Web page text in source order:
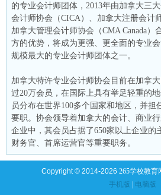
的专业会计师团体，2013年由加拿大三
会计师协会（CICA）、加拿大注册会计师
加拿大管理会计师协会（CMA Canada）
方的优势，将成为更强、更全面的专业
规模最大的专业会计师团体之一。
加拿大特许专业会计师协会目前在加拿
过20万会员，在国际上具有举足轻重的
员分布在世界100多个国家和地区，并担
要职。协会领导着加拿大的会计、商业
企业中，其会员占据了650家以上企业的
财务官、首席运营官等重要职务。
Copyright © 2014-2026 265学校教育
手机版 | 电脑版